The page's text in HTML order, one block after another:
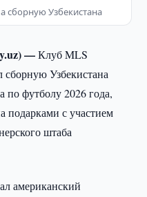
сборную Узбекистана
—Клуб MLS
Узбекистана
по футболу 2026 года,
подарками с участием
штаба
американский